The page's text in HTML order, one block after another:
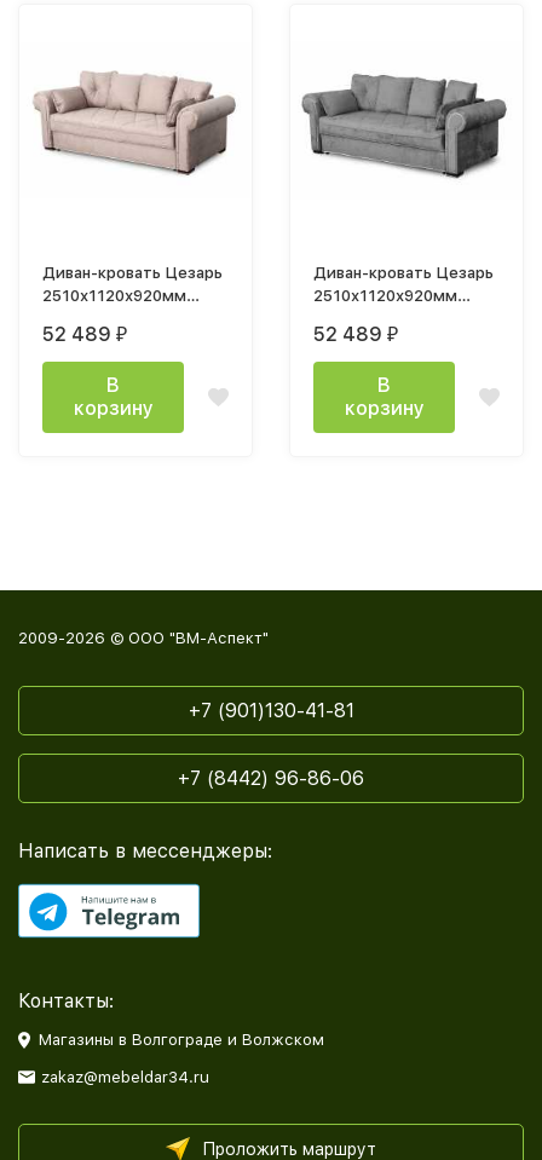
Диван-кровать Цезарь
2510х1120х920мм
52 489 ₽
В
корзину
Диван-кровать Цезарь
2510х1120х920мм
52 489 ₽
В
корзину
2009-2026 © ООО "ВМ-Аспект"
+7 (901)130-41-81
+7 (8442) 96-86-06
Написать в мессенджеры:
Контакты:
Магазины в Волгограде и Волжском
zakaz@mebeldar34.ru
Проложить маршрут